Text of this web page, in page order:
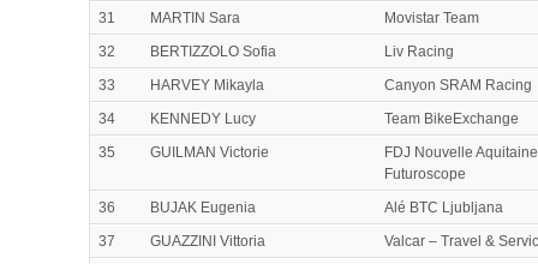
31
MARTIN Sara
Movistar Team
32
BERTIZZOLO Sofia
Liv Racing
33
HARVEY Mikayla
Canyon SRAM Racing
34
KENNEDY Lucy
Team BikeExchange
35
GUILMAN Victorie
FDJ Nouvelle Aquitaine
Futuroscope
36
BUJAK Eugenia
Alé BTC Ljubljana
37
GUAZZINI Vittoria
Valcar – Travel &